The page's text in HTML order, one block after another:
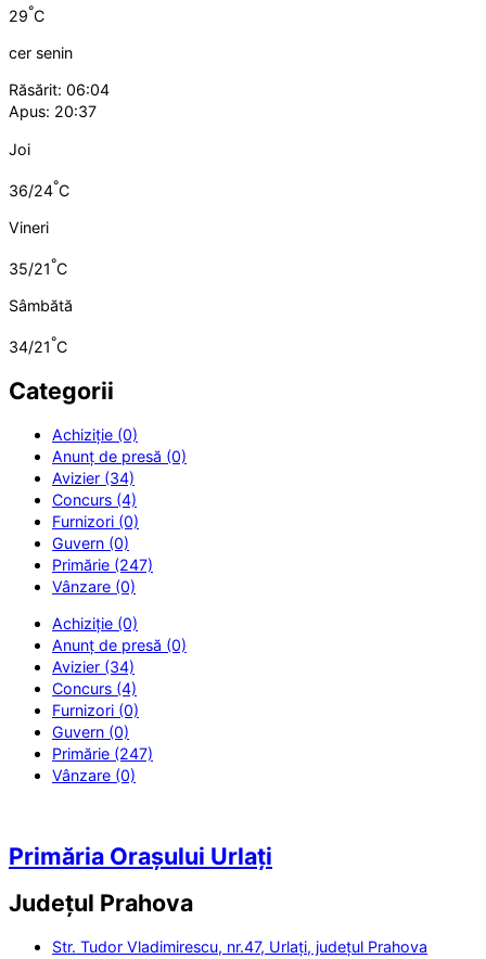
29°C
cer senin
Răsărit: 06:04
Apus: 20:37
Joi
36/24°C
Vineri
35/21°C
Sâmbătă
34/21°C
Categorii
Achiziție (0)
Anunț de presă (0)
Avizier (34)
Concurs (4)
Furnizori (0)
Guvern (0)
Primărie (247)
Vânzare (0)
Achiziție (0)
Anunț de presă (0)
Avizier (34)
Concurs (4)
Furnizori (0)
Guvern (0)
Primărie (247)
Vânzare (0)
Primăria Orașului Urlați
Județul Prahova
Str. Tudor Vladimirescu, nr.47, Urlați, județul Prahova